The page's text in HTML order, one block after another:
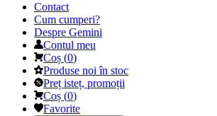
Contact
Cum cumperi?
Despre Gemini
Contul meu
Coș (0)
Produse noi în stoc
Preț isteț, promoții
Coș (0)
Favorite